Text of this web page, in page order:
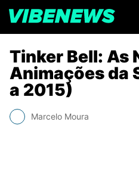
Tinker Bell: As
Animações da
a 2015)
Marcelo Moura